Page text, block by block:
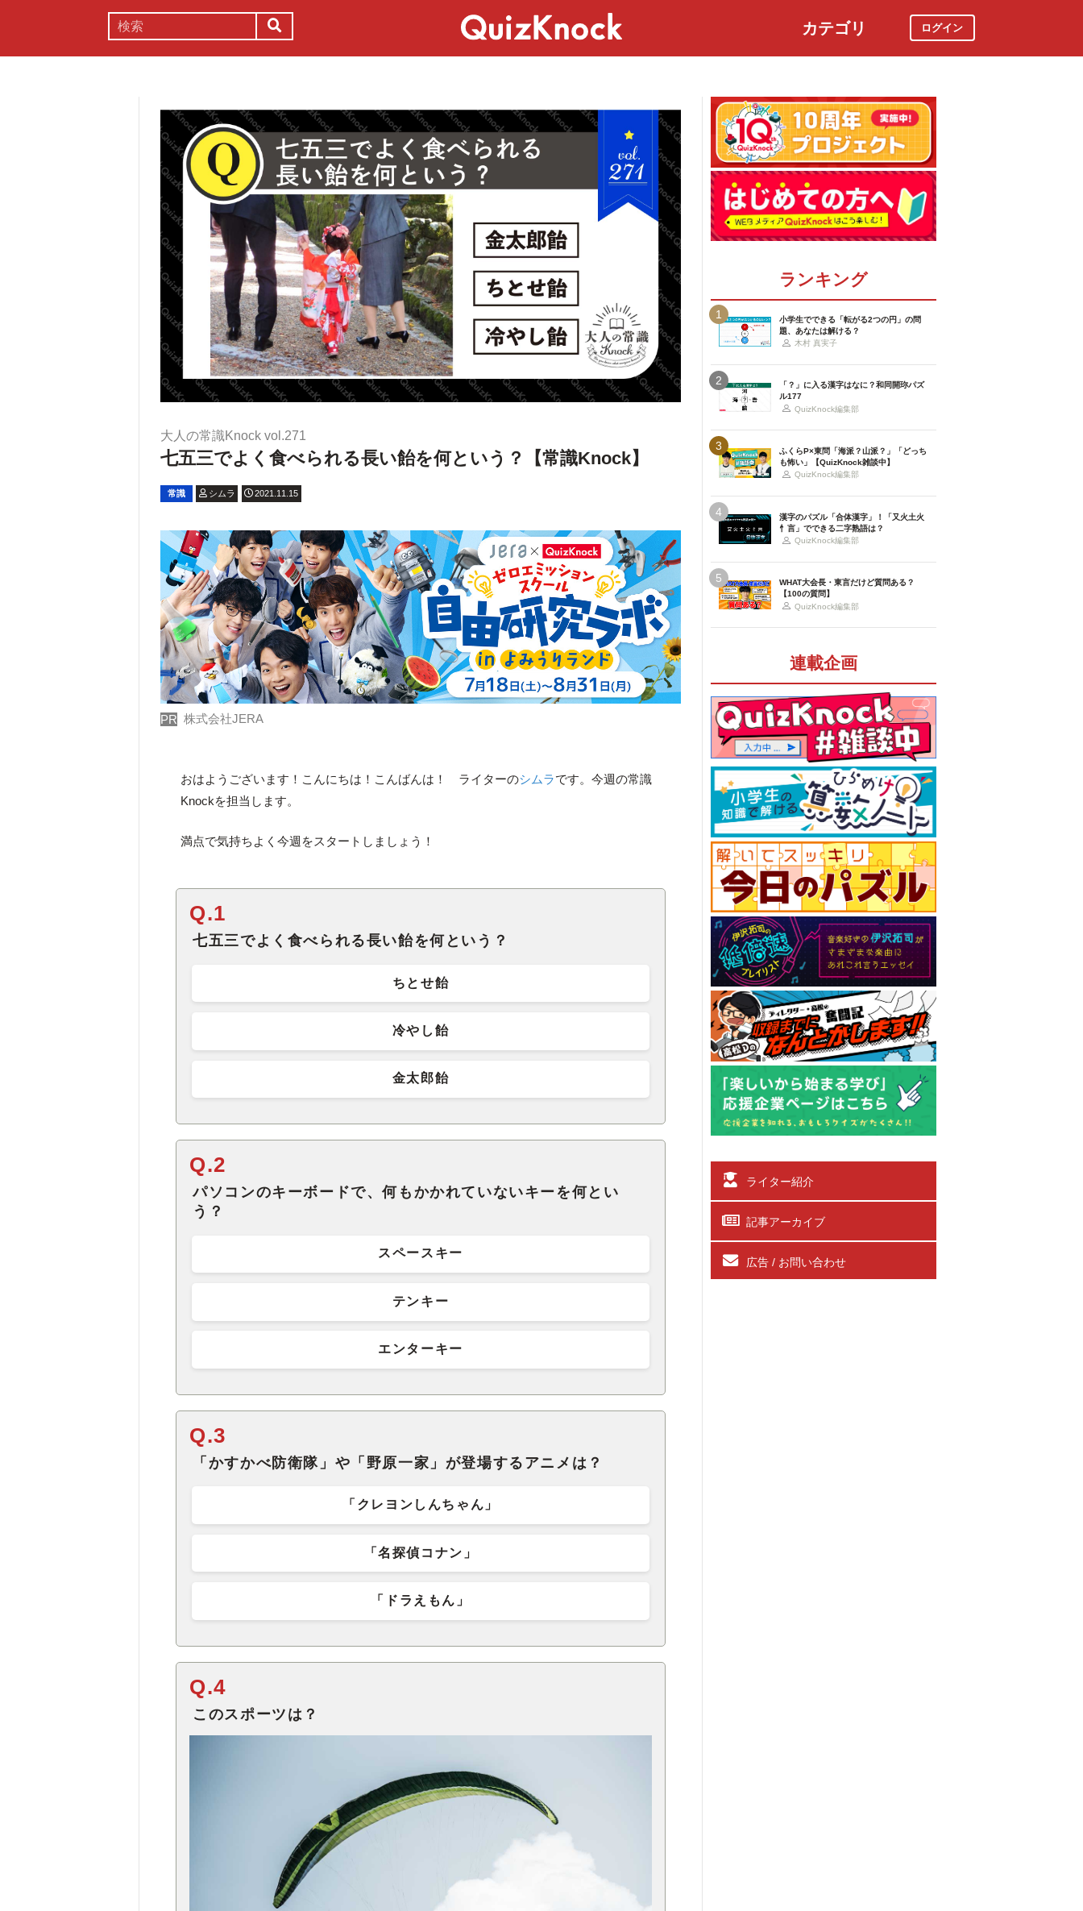
カテゴリ ログイン
大人の常識Knock vol.271
七五三でよく食べられる長い飴を何という？【常識Knock】
常識 シムラ 2021.11.15
PR 株式会社JERA
おはようございます！こんにちは！こんばんは！ ライターのシムラです。今週の常識
Knockを担当します。
満点で気持ちよく今週をスタートしましょう！
Q.1
七五三でよく食べられる長い飴を何という？
ちとせ飴
冷やし飴
金太郎飴
Q.2
パソコンのキーボードで、何もかかれていないキーを何とい
う？
スペースキー
テンキー
エンターキー
Q.3
「かすかべ防衛隊」や「野原一家」が登場するアニメは？
「クレヨンしんちゃん」
「名探偵コナン」
「ドラえもん」
Q.4
このスポーツは？
ランキング
1
小学生でできる「転がる2つの円」の問
題、あなたは解ける？
木村 真実子
2
「？」に入る漢字はなに？和同開珎パズ
ル177
QuizKnock編集部
3
ふくらP×東問「海派？山派？」「どっち
も怖い」【QuizKnock雑談中】
QuizKnock編集部
4
漢字のパズル「合体漢字」！「又火土火
忄言」でできる二字熟語は？
QuizKnock編集部
5
WHAT大会長・東言だけど質問ある？
【100の質問】
QuizKnock編集部
連載企画
ライター紹介
記事アーカイブ
広告 / お問い合わせ